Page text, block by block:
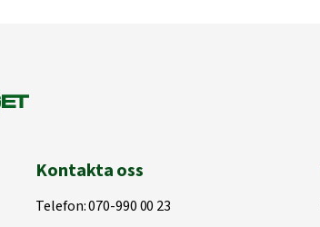
Kontakta oss
Telefon:070-990 00 23